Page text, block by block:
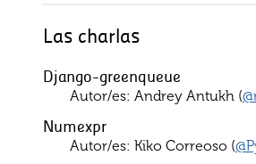
Las charlas
Django-greenqueue
Autor/es: Andrey Antukh (
Numexpr
Autor/es: Kiko Correoso (